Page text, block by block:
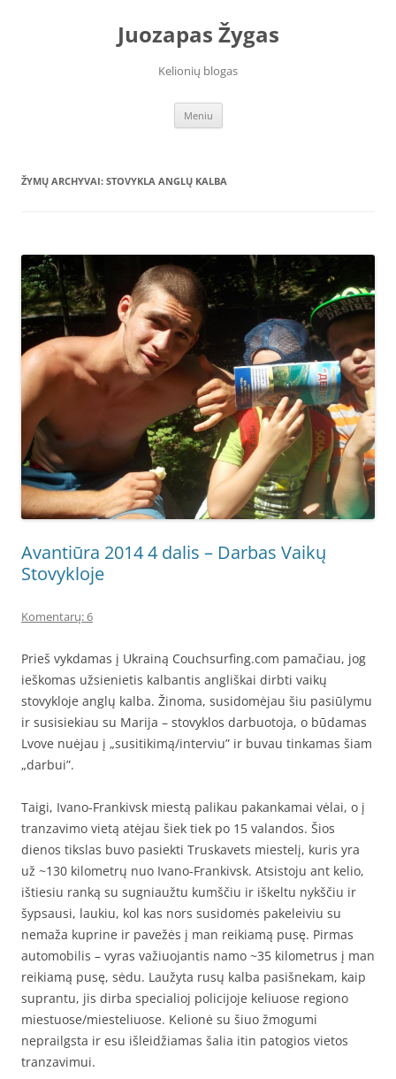
Juozapas Žygas
Kelionių blogas
Meniu Pereiti
turinio
ŽYMŲ ARCHYVAI: STOVYKLA ANGLŲ KALBA
Avantiūra 2014 4 dalis – Darbas Vaikų
Stovykloje
Komentarų: 6
Prieš vykdamas į Ukrainą Couchsurfing.com pamačiau, jog
ieškomas užsienietis kalbantis angliškai dirbti vaikų
stovykloje anglų kalba. Žinoma, susidomėjau šiu pasiūlymu
ir susisiekiau su Marija – stovyklos darbuotoja, o būdamas
Lvove nuėjau į „susitikimą/interviu” ir buvau tinkamas šiam
„darbui”.
Taigi, Ivano-Frankivsk miestą palikau pakankamai vėlai, o į
tranzavimo vietą atėjau šiek tiek po 15 valandos. Šios
dienos tikslas buvo pasiekti Truskavets miestelį, kuris yra
už ~130 kilometrų nuo Ivano-Frankivsk. Atsistoju ant kelio,
ištiesiu ranką su sugniaužtu kumščiu ir iškeltu nykščiu ir
šypsausi, laukiu, kol kas nors susidomės pakeleiviu su
nemaža kuprine ir pavežės į man reikiamą pusę. Pirmas
automobilis – vyras važiuojantis namo ~35 kilometrus į man
reikiamą pusę, sėdu. Laužyta rusų kalba pasišnekam, kaip
suprantu, jis dirba specialioj policijoje keliuose regiono
miestuose/miesteliuose. Kelionė su šiuo žmogumi
neprailgsta ir esu išleidžiamas šalia itin patogios vietos
tranzavimui.